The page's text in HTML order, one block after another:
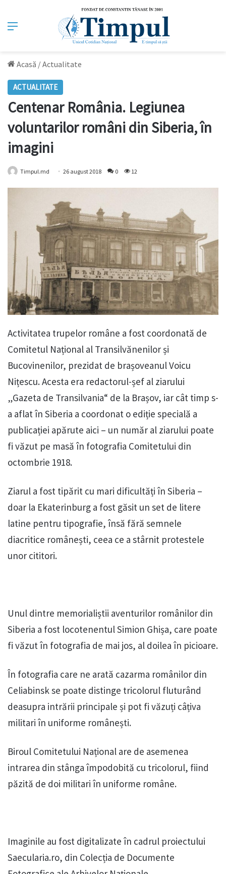
Meniu
Acasă /Actualitate
ACTUALITATE
Centenar România. Legiunea
voluntarilor români din Siberia, în
imagini
Timpul.md 26 august 2018 0 12
Activitatea trupelor române a fost coordonată de
Comitetul Național al Transilvănenilor și
Bucovinenilor, prezidat de brașoveanul Voicu
Nițescu. Acesta era redactorul-șef al ziarului
„Gazeta de Transilvania“ de la Brașov, iar cât timp s-
a aflat în Siberia a coordonat o ediție specială a
publicației apărute aici – un număr al ziarului poate
fi văzut pe masă în fotografia Comitetului din
octombrie 1918.
Ziarul a fost tipărit cu mari dificultăți în Siberia –
doar la Ekaterinburg a fost găsit un set de litere
latine pentru tipografie, însă fără semnele
diacritice românești, ceea ce a stârnit protestele
unor cititori.
Unul dintre memorialiștii aventurilor românilor din
Siberia a fost locotenentul Simion Ghișa, care poate
fi văzut în fotografia de mai jos, al doilea în picioare.
În fotografia care ne arată cazarma românilor din
Celiabinsk se poate distinge tricolorul fluturând
deasupra intrării principale și pot fi văzuți câțiva
militari în uniforme românești.
Biroul Comitetului Național are de asemenea
intrarea din stânga împodobită cu tricolorul, fiind
păzită de doi militari în uniforme române.
Imaginile au fost digitalizate în cadrul proiectului
Saecularia.ro, din Colecția de Documente